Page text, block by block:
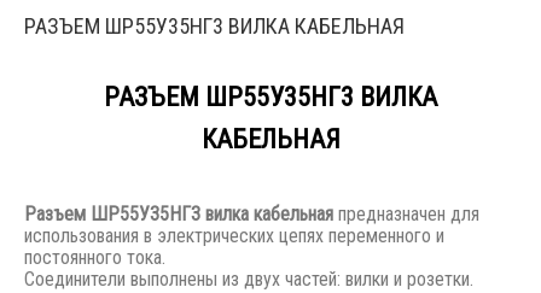
РАЗЪЕМ ШР55У35НГ3 ВИЛКА КАБЕЛЬНАЯ
РАЗЪЕМ ШР55У35НГ3 ВИЛКА
КАБЕЛЬНАЯ
Разъем ШР55У35НГ3 вилка кабельная предназначен для
использования в электрических цепях переменного и
постоянного тока.
Соединители выполнены из двух частей: вилки и розетки.